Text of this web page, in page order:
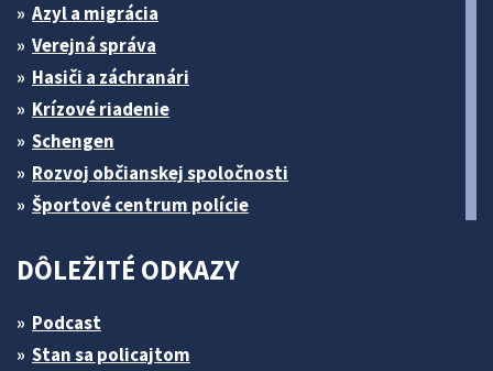
Azyl a migrácia
Verejná správa
Hasiči a záchranári
Krízové riadenie
Schengen
Rozvoj občianskej spoločnosti
Športové centrum polície
DÔLEŽITÉ ODKAZY
Podcast
Stan sa policajtom